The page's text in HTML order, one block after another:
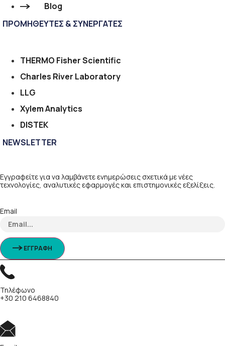
Blog
ΠΡΟΜΗΘΕΥΤΕΣ & ΣΥΝΕΡΓΑΤΕΣ
THERMO Fisher Scientific
Charles River Laboratory
LLG
Xylem Analytics
DISTEK
NEWSLETTER
Εγγραφείτε για να λαμβάνετε ενημερώσεις σχετικά με νέες
τεχνολογίες, αναλυτικές εφαρμογές και επιστημονικές εξελίξεις.
Email
ΕΓΓΡΑΦΗ
Τηλέφωνο
+30 210 6468840